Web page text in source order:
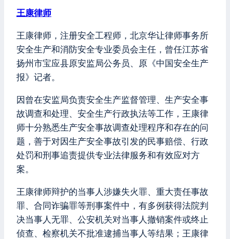
王康律师
王康律师，注册安全工程师，北京华让律师事务所
安全生产和消防安全专业委员会主任，曾任江苏省
扬州市宝应县原安监局公务员、原《中国安全生产
报》记者。
因曾在安监局负责安全生产监督管理、生产安全事
故调查和处理、安全生产行政执法等工作，王康律
师十分熟悉生产安全事故调查处理程序和存在的问
题，善于对因生产安全事故引发的民事赔偿、行政
处罚和刑事追责提供专业法律服务和有效应对方
案。
王康律师辩护的当事人涉嫌失火罪、重大责任事故
罪、合同诈骗罪等刑事案件中，有多例获得法院判
决当事人无罪、公安机关对当事人撤销案件或终止
侦查、检察机关不批准逮捕当事人等结果；王康律